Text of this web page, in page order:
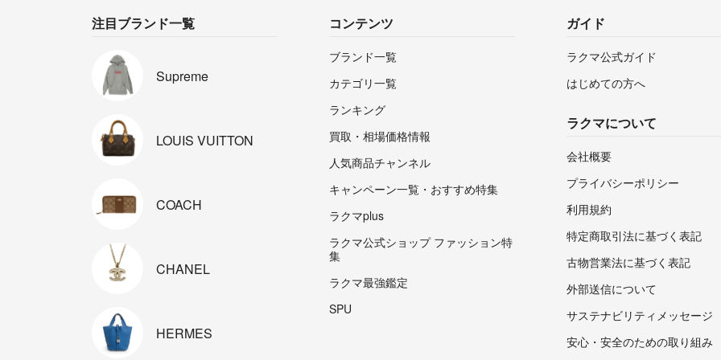
注目ブランド一覧
Supreme
LOUIS VUITTON
COACH
CHANEL
HERMES
コンテンツ
ブランド一覧
カテゴリ一覧
ランキング
買取・相場価格情報
人気商品チャンネル
キャンペーン一覧・おすすめ特集
ラクマplus
ラクマ公式ショップ ファッション特
集
ラクマ最強鑑定
SPU
ガイド
ラクマ公式ガイド
はじめての方へ
ラクマについて
会社概要
プライバシーポリシー
利用規約
特定商取引法に基づく表記
古物営業法に基づく表記
外部送信について
サステナビリティメッセージ
安心・安全のための取り組み